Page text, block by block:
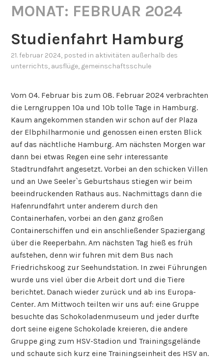
MONAT: FEBRUAR 2024
Studienfahrt Hamburg
21. februar 2024, posted in aktivitäten außerhalb des
unterrichts, ausflüge, gemeinschaftsschule
Vom 04. Februar bis zum 08. Februar 2024 verbrachten
die Lerngruppen 10a und 10b tolle Tage in Hamburg.
Kaum angekommen standen wir schon auf der Plaza
der Elbphilharmonie und genossen einen ersten Blick
auf das nächtliche Hamburg. Am nächsten Morgen war
dann bei etwas Regen eine sehr interessante
Stadtrundfahrt angesetzt. Vorbei an den schicken Villen
und an Uwe Seeler`s Geburtshaus stiegen wir beim
beeindruckenden Rathaus aus. Nachmittags dann die
Hafenrundfahrt unter anderem durch den
Containerhafen, vorbei an den ganz großen
Containerschiffen und ein anschließender Spaziergang
über die Reeperbahn. Am nächsten Tag hieß es früh
aufstehen, denn wir fuhren mit dem Bus nach
Friedrichskoog zur Seehundstation. In zwei Führungen
wurde uns viel über die Arbeit dort und die Tiere
berichtet. Danach wieder zurück und ab ins Europa-
Center. Am Mittwoch teilten wir uns auf: eine Gruppe
besuchte das Schokoladenmuseum und jeder durfte
dort seine eigene Schokolade kreieren, die andere
Gruppe ging zum HSV-Stadion und Trainingsgelände
und schaute sich kurz eine Trainingseinheit des HSV an.